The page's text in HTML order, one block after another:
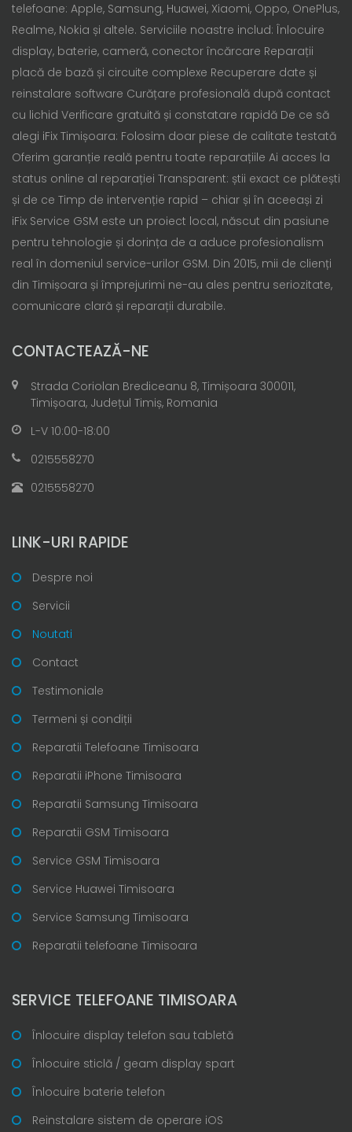
telefoane: Apple, Samsung, Huawei, Xiaomi, Oppo, OnePlus,
Realme, Nokia și altele. Serviciile noastre includ: Înlocuire
display, baterie, cameră, conector încărcare Reparații
placă de bază și circuite complexe Recuperare date și
reinstalare software Curățare profesională după contact
cu lichid Verificare gratuită și constatare rapidă De ce să
alegi iFix Timișoara: Folosim doar piese de calitate testată
Oferim garanție reală pentru toate reparațiile Ai acces la
status online al reparației Transparent: știi exact ce plătești
și de ce Timp de intervenție rapid – chiar și în aceeași zi
iFix Service GSM este un proiect local, născut din pasiune
pentru tehnologie și dorința de a aduce profesionalism
real în domeniul service-urilor GSM. Din 2015, mii de clienți
din Timișoara și împrejurimi ne-au ales pentru seriozitate,
comunicare clară și reparații durabile.
CONTACTEAZĂ-NE
Strada Coriolan Brediceanu 8, Timișoara 300011,
Timișoara, Județul Timiș, Romania
L-V 10:00-18:00
0215558270
0215558270
LINK-URI RAPIDE
Despre noi
Servicii
Noutati
Contact
Testimoniale
Termeni și condiții
Reparatii Telefoane Timisoara
Reparatii iPhone Timisoara
Reparatii Samsung Timisoara
Reparatii GSM Timisoara
Service GSM Timisoara
Service Huawei Timisoara
Service Samsung Timisoara
Reparatii telefoane Timisoara
SERVICE TELEFOANE TIMISOARA
Înlocuire display telefon sau tabletă
Înlocuire sticlă / geam display spart
Înlocuire baterie telefon
Reinstalare sistem de operare iOS